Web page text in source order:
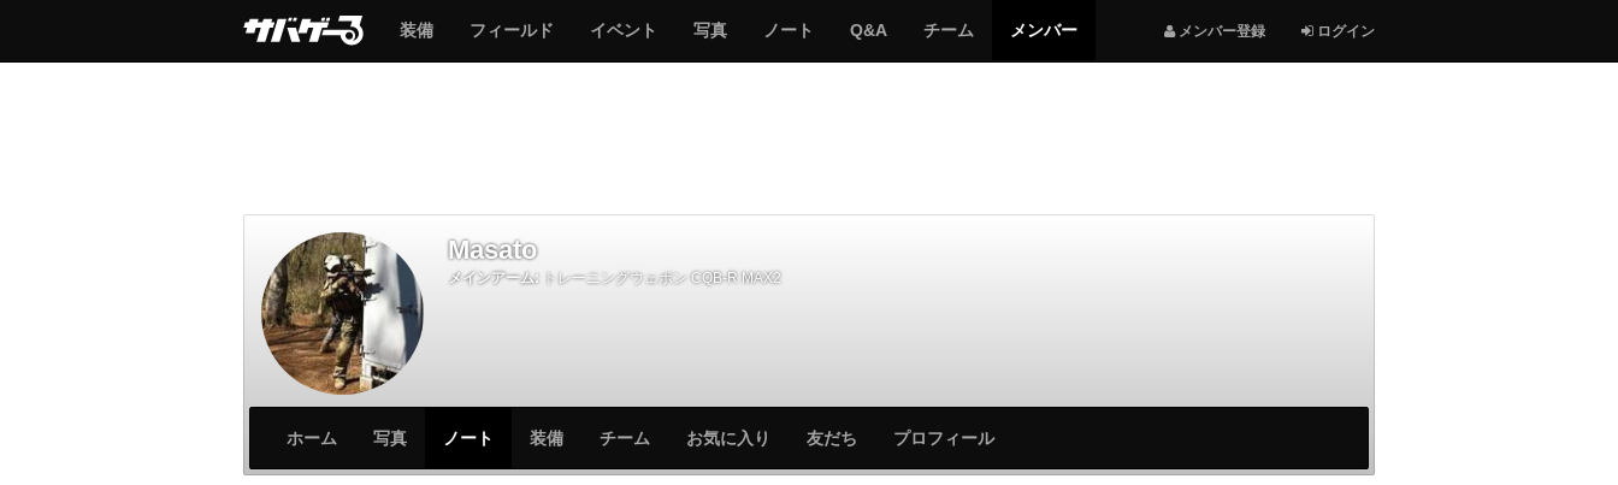
メンバー登録 ログイン
サ
装備
サ
フィールド
サ
イベント
み
写真
み
ノート
サ
Q&A
サ
チーム
サ
メンバー
Masato
メインアーム: トレーニングウェポン CQB-R MAX2
ホーム
サ
写真
サ
ノート
サ
装備
サ
チーム お気に入り 友だち プロフィール